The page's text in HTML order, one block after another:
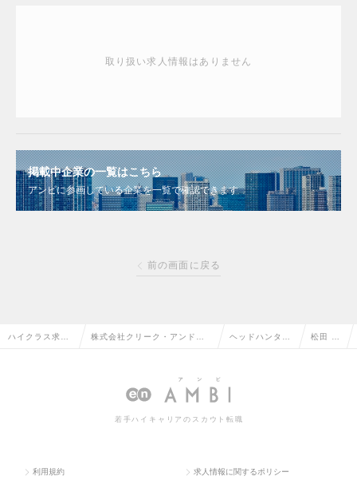
取り扱い求人情報はありません
掲載中企業の一覧はこちら
アンビに参画している企業を一覧で確認できます
前の画面に戻る
ハイクラス求人 株式会社クリーク・アンド・ ヘッドハンター 松田 辰
若手ハイキャリアのスカウト転職
利用規約 求人情報に関するポリシー